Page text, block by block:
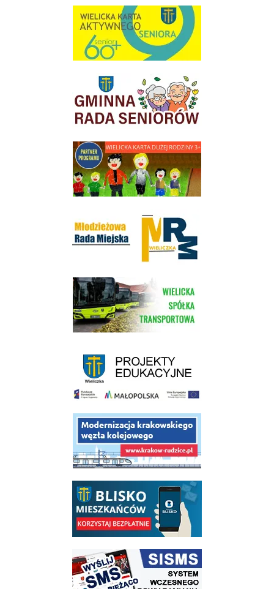
link do strony Wielicka Karta Aktywnego Seniora
link do strony Gminnej Rady Seniorow - Wieliczka
link do strony - Wielicka Karta Dużej Rodziny
link do strony Wielickiej Spółki Transportowej
link do opisu projektu budowy linii kolejowej Krakow Rudzice
link do opisu aplikacji - BLISKO, Gmina Wieliczka w aplikacji Blisko
link do strony systemu wczesnego ostrzegania mieszkańców SISMS